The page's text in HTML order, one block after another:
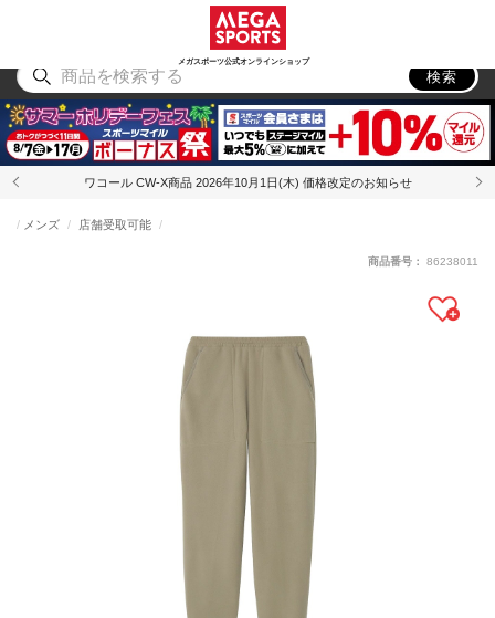
メガスポーツ公式オンラインショップ
アウトドア
検索
ワコール CW-X商品 2026年10月1日(木) 価格改定のお知らせ
メンズ 店舗受取可能
商品番号： 86238011